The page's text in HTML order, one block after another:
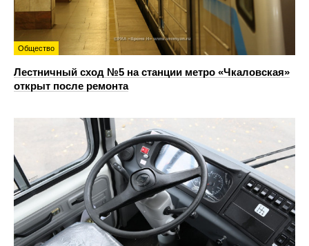
Общество
Лестничный сход №5 на станции метро «Чкаловская»
открыт после ремонта